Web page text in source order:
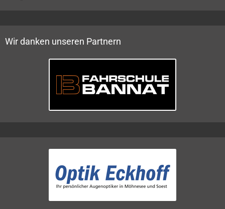
Wir danken unseren Partnern